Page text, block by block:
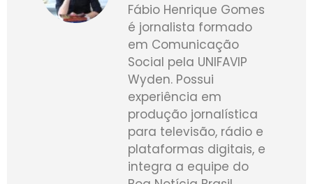
Fábio Henrique Gomes
é jornalista formado
em Comunicação
Social pela UNIFAVIP
Wyden. Possui
experiência em
produção jornalística
para televisão, rádio e
plataformas digitais, e
integra a equipe do